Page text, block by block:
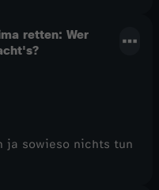
retten: Wer
ja sowieso nichts tun